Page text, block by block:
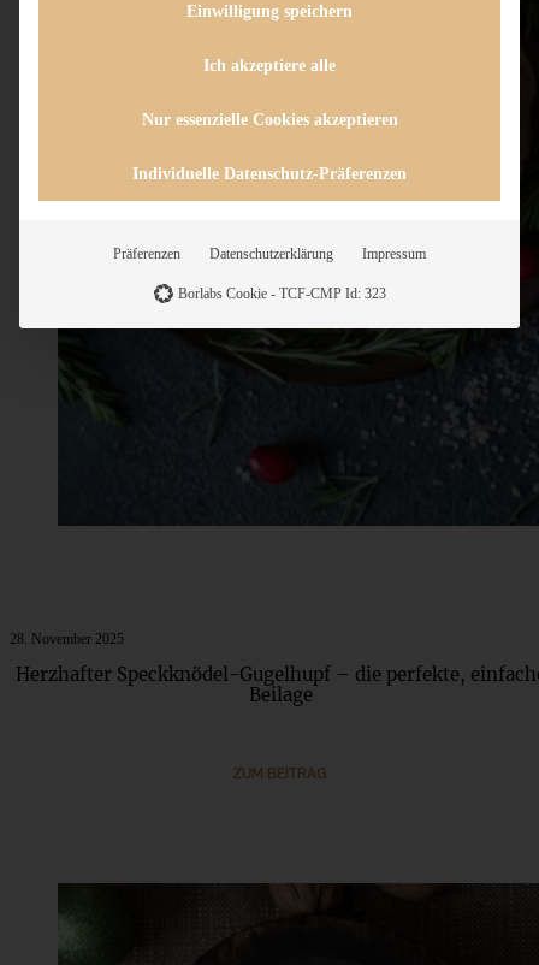
28. November 2025
ZUM BEITRAG
Herzhafter Speckknödel-Gugelhupf – die perfekte,
Beilage
Einwilligung speichern
Ich akzeptiere alle
Nur essenzielle Cookies akzeptieren
Individuelle Datenschutz-Präferenzen
Präferenzen Datenschutzerklärung Impressum
Borlabs Cookie - TCF-CMP Id: 323